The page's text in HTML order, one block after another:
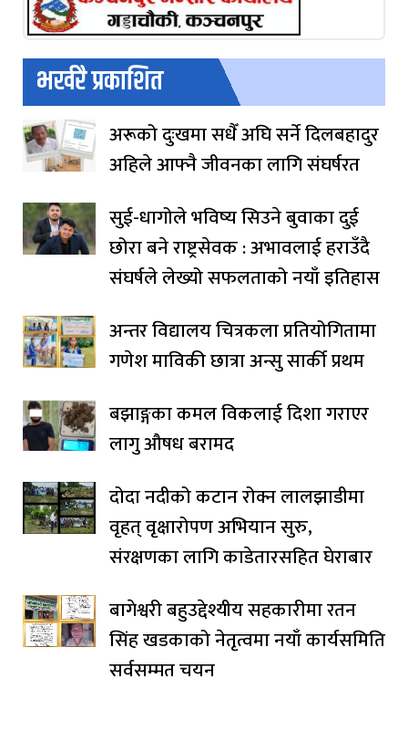
भर्खरै प्रकाशित
अरूको दुःखमा सधैँ अघि सर्ने दिलबहादुर
अहिले आफ्नै जीवनका लागि संघर्षरत
सुई-धागोले भविष्य सिउने बुवाका दुई
छोरा बने राष्ट्रसेवक : अभावलाई हराउँदै
संघर्षले लेख्यो सफलताको नयाँ इतिहास
अन्तर विद्यालय चित्रकला प्रतियोगितामा
गणेश माविकी छात्रा अन्सु सार्की प्रथम
बझाङ्गका कमल विकलाई दिशा गराएर
लागु औषध बरामद
दोदा नदीको कटान रोक्न लालझाडीमा
वृहत् वृक्षारोपण अभियान सुरु,
संरक्षणका लागि काडेतारसहित घेराबार
बागेश्वरी बहुउद्देश्यीय सहकारीमा रतन
सिंह खडकाको नेतृत्वमा नयाँ कार्यसमिति
सर्वसम्मत चयन